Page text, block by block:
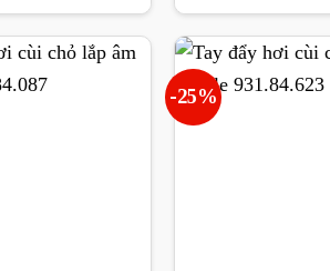
là:
tại
2.630.000₫.
là:
-25%